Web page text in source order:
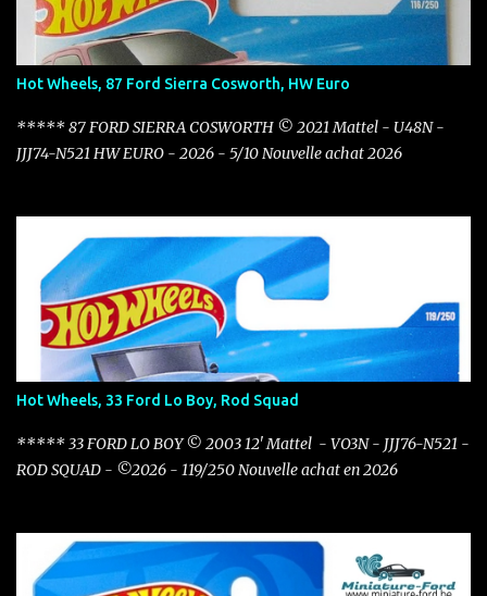
Hot Wheels, 87 Ford Sierra Cosworth, HW Euro
***** 87 FORD SIERRA COSWORTH © 2021 Mattel - U48N -
JJJ74-N521 HW EURO - 2026 - 5/10 Nouvelle achat 2026
Hot Wheels, 33 Ford Lo Boy, Rod Squad
***** 33 FORD LO BOY © 2003 12' Mattel - VO3N - JJJ76-N521 -
ROD SQUAD - ©2026 - 119/250 Nouvelle achat en 2026